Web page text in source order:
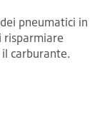
pneumatici in
risparmiare
carburante.